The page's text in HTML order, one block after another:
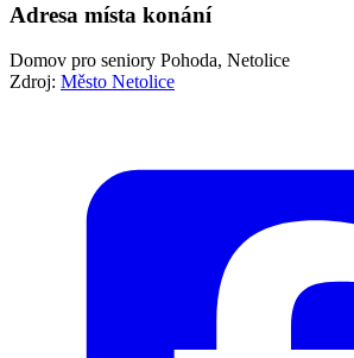
Adresa místa konání
Domov pro seniory Pohoda, Netolice
Zdroj: Město Netolice